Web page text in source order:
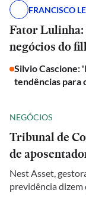
FRANCISCO
Fator Lulinha:
negócios do
Silvio Cascione:
tendências para
NEGÓCIOS
Tribunal de
de
Nest Asset,
previdência